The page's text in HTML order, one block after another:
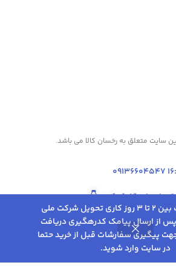
ارسال سفارشات بین 2 تا 3 روز کاری تحویل شرکت ملی
از ارسال پیامک کدرهگیری دریافت
پیگیری سفارشات قبل از خرید حتما
در سایت وارد شوید.
سایت متعلق به رخسان کالا می باشد.
واتساپ کلیک کنید👇
ویژه در اینستاگرام 👇
895,000تومان
انتخاب
گزینه